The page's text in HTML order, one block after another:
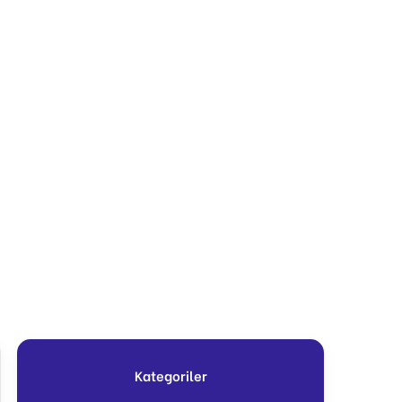
Kategoriler